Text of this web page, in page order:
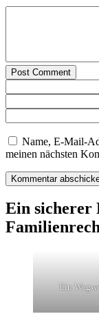
Post Comment
Name, E-Mail-
meinen nächsten
Ein sicherer
Ein